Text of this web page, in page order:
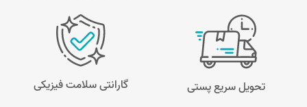
تحویل سریع پستی گارانتی سلامت فیزیکی